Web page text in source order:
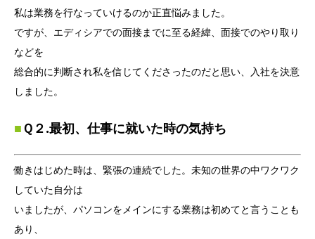
私は業務を行なっていけるのか正直悩みました。
ですが、エディシアでの面接までに至る経緯、面接でのやり取り
などを
総合的に判断され私を信じてくださったのだと思い、入社を決意
しました。
■Ｑ２.最初、仕事に就いた時の気持ち
働きはじめた時は、緊張の連続でした。未知の世界の中ワクワク
していた自分は
いましたが、パソコンをメインにする業務は初めてと言うことも
あり、